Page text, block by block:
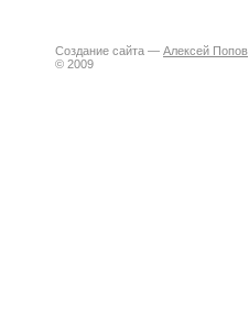
Создание сайта — Алексей Попов
© 2009